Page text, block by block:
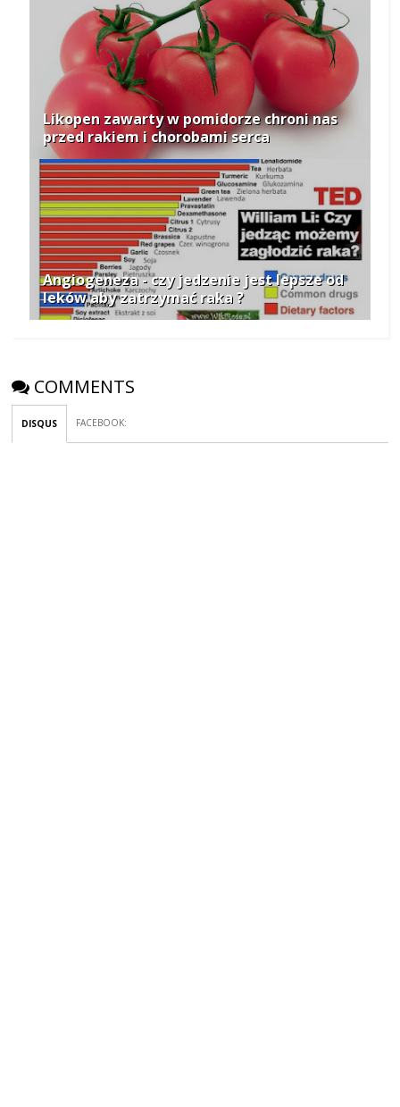
Likopen zawarty w pomidorze chroni nas
przed rakiem i chorobami serca
Angiogeneza - czy jedzenie jest lepsze od
leków aby zatrzymać raka ?
COMMENTS
DISQUS FACEBOOK: